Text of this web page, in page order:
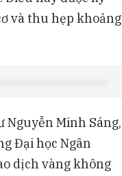
và thu hẹp khoảng
Nguyễn Minh Sáng,
Đại học Ngân
dịch vàng không